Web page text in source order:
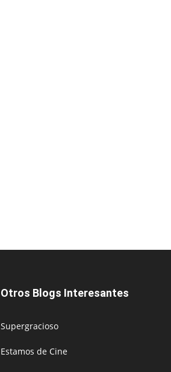
Otros Blogs Interesantes
Supergracioso
Estamos de Cine